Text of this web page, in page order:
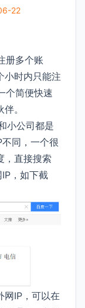
22
册多个账
小时内只能注
个简便快速
。
小公司都是
同，一个很
，直接搜索
，如下截
网IP，可以在